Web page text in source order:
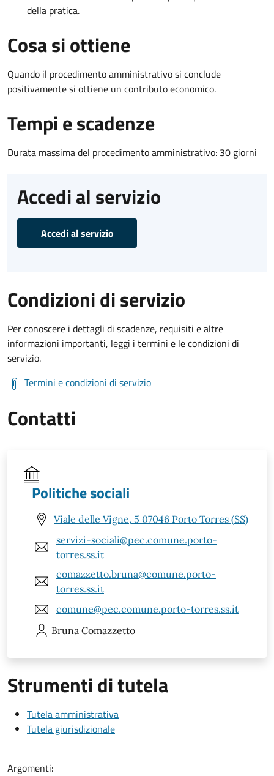
della pratica.
Cosa si ottiene
Quando il procedimento amministrativo si conclude
positivamente si ottiene un contributo economico.
Tempi e scadenze
Durata massima del procedimento amministrativo: 30 giorni
Accedi al servizio
Accedi al servizio
Condizioni di servizio
Per conoscere i dettagli di scadenze, requisiti e altre
informazioni importanti, leggi i termini e le condizioni di
servizio.
Termini e condizioni di servizio
Contatti
Politiche sociali
Viale delle Vigne, 5 07046 Porto Torres (SS)
servizi-sociali@pec.comune.porto-
torres.ss.it
comazzetto.bruna@comune.porto-
torres.ss.it
comune@pec.comune.porto-torres.ss.it
Bruna Comazzetto
Strumenti di tutela
Tutela amministrativa
Tutela giurisdizionale
Argomenti: